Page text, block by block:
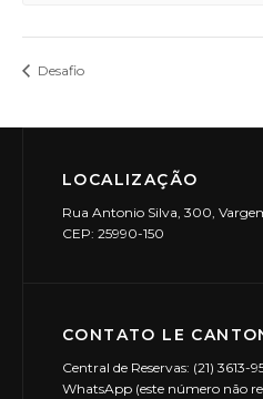
Desafio
LOCALIZAÇÃO
Rua Antonio Silva, 300,
CEP: 25990-150
CONTATO LE
Central de Reservas: (21) 3613-
WhatsApp (este número não